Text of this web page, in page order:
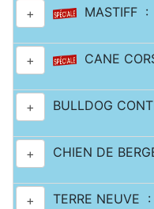
+ MASTIFF
+ CANE
+ BULLDOG
+ CHIEN DE
+ TERRE NEUVE